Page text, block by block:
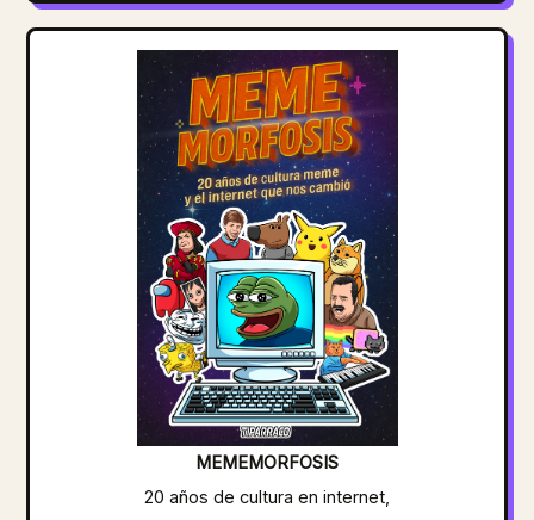
MEMEMORFOSIS
20 años de cultura en internet,